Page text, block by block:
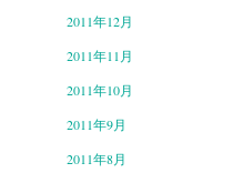
2011年12月
2011年11月
2011年10月
2011年9月
2011年8月